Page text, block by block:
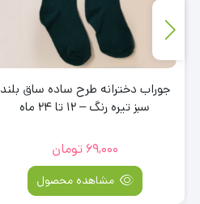
جوراب طرح ساده ساق کوتاه مشکی
رنگ – 4 تا 6 سال کد 220292
39,000 تومان
مشاهده محصول